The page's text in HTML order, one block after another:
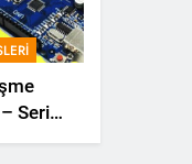
Seri
–